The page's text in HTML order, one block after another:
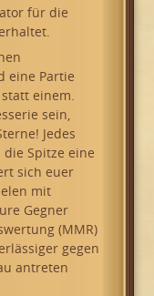
für die
eine Partie
einem.
sein,
Jedes
Spitze eine
sich euer
mit
Gegner
(MMR)
gegen
antreten